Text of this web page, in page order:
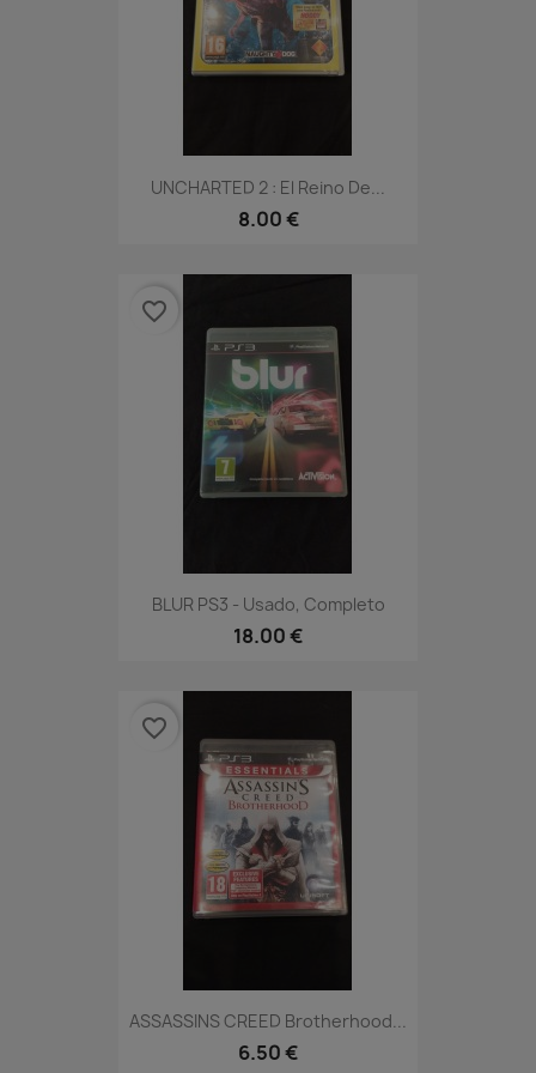
UNCHARTED 2 : El Reino De...
8.00 €
BLUR PS3 - Usado, Completo
18.00 €
favorite_border
ASSASSINS CREED Brotherhood...
6.50 €
favorite_border